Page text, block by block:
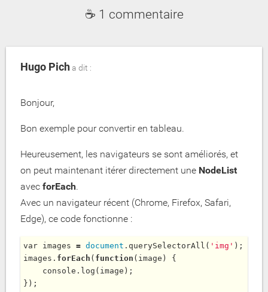
☕ 1 commentaire
Hugo Picha dit :
Bonjour,
Bon exemple pour convertir en tableau.
Heureusement, les navigateurs se sont améliorés, et
on peut maintenant itérer directement une NodeList
avec forEach.
Avec un navigateur récent (Chrome, Firefox, Safari,
Edge), ce code fonctionne :
var images = document . querySelectorAll ( 'img' );
images. forEach ( function (image) {
    console.
log (image);
});